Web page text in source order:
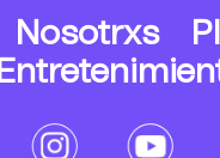
Nosotrxs